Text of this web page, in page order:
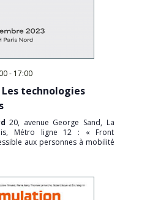
- 17:00
technologies
20, avenue George Sand, La
Métro ligne 12 : « Front
aux personnes à mobilité